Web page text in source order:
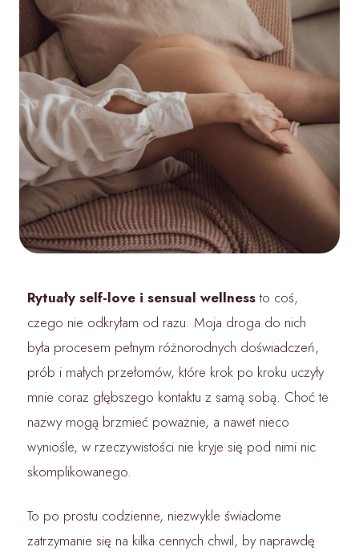
Rytuały self-love i sensual wellnessto coś,
czego nie odkryłam od razu. Moja droga do nich
była procesem pełnym różnorodnych doświadczeń,
prób i małych przełomów, które krok po kroku uczyły
mnie coraz głębszego kontaktu z samą sobą. Choć te
nazwy mogą brzmieć poważnie, a nawet nieco
wyniośle, w rzeczywistości nie kryje się pod nimi nic
skomplikowanego.
To po prostu codzienne, niezwykle świadome
zatrzymanie się na kilka cennych chwil, by naprawdę